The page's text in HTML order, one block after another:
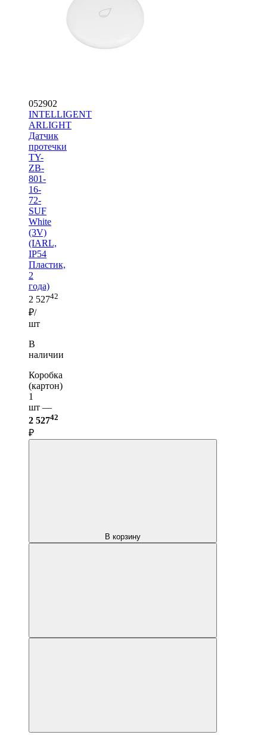
052902
INTELLIGENT
ARLIGHT
Датчик
протечки
TY-
ZB-
801-
16-
72-
SUF
White
(3V)
(IARL,
IP54
Пластик,
2
года)
2 52742
₽/
шт
В
наличии
Коробка
(картон)
1
шт —
2 52742
₽
В корзину